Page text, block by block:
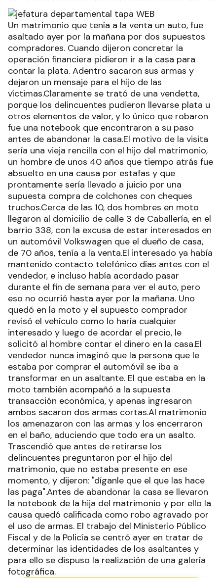
Un matrimonio que tenía a la venta un auto, fue
asaltado ayer por la mañana por dos supuestos
compradores. Cuando dijeron concretar la
operación financiera pidieron ir a la casa para
contar la plata. Adentro sacaron sus armas y
dejaron un mensaje para el hijo de las
víctimas.Claramente se trató de una vendetta,
porque los delincuentes pudieron llevarse plata u
otros elementos de valor, y lo único que robaron
fue una notebook que encontraron a su paso
antes de abandonar la casa.El motivo de la visita
sería una vieja rencilla con el hijo del matrimonio,
un hombre de unos 40 años que tiempo atrás fue
absuelto en una causa por estafas y que
prontamente sería llevado a juicio por una
supuesta compra de colchones con cheques
truchos.Cerca de las 10, dos hombres en moto
llegaron al domicilio de calle 3 de Caballería, en el
barrio 338, con la excusa de estar interesados en
un automóvil Volkswagen que el dueño de casa,
de 70 años, tenía a la venta.El interesado ya había
mantenido contacto telefónico días antes con el
vendedor, e incluso había acordado pasar
durante el fin de semana para ver el auto, pero
eso no ocurrió hasta ayer por la mañana. Uno
quedó en la moto y el supuesto comprador
revisó el vehículo como lo haría cualquier
interesado y luego de acordar el precio, le
solicitó al hombre contar el dinero en la casa.El
vendedor nunca imaginó que la persona que le
estaba por comprar el automóvil se iba a
transformar en un asaltante. El que estaba en la
moto también acompañó a la supuesta
transacción económica, y apenas ingresaron
ambos sacaron dos armas cortas.Al matrimonio
los amenazaron con las armas y los encerraron
en el baño, aduciendo que todo era un asalto.
Trascendió que antes de retirarse los
delincuentes preguntaron por el hijo del
matrimonio, que no estaba presente en ese
momento, y dijeron: "díganle que el que las hace
las paga".Antes de abandonar la casa se llevaron
la notebook de la hija del matrimonio y por ello la
causa quedó calificada como robo agravado por
el uso de armas. El trabajo del Ministerio Público
Fiscal y de la Policía se centró ayer en tratar de
determinar las identidades de los asaltantes y
para ello se dispuso la realización de una galería
fotográfica.